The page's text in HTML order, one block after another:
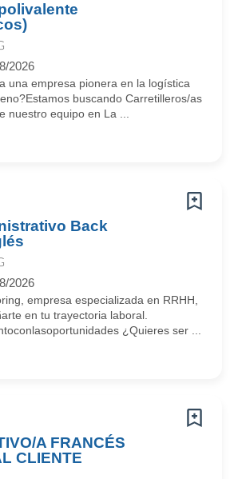
2026
una empresa pionera en la logística
buscando Carretilleros/as
nuestro equipo en La ...
Back
2026
empresa especializada en RRHH,
en tu trayectoria laboral.
¿Quieres ser ...
A FRANCÉS
CLIENTE